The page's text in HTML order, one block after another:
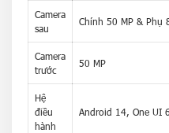
Camera
sau
Chính 50 MP & Phụ
Camera
trước
50 MP
Hệ
điều
hành
Android 14, One UI